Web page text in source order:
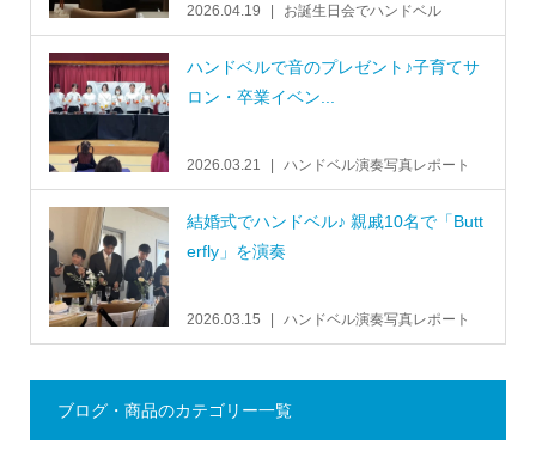
2026.04.19 お誕生日会でハンドベル
ハンドベルで音のプレゼント♪子育てサ
ロン・卒業イベン...
2026.03.21 ハンドベル演奏写真レポート
結婚式でハンドベル♪ 親戚10名で「Butt
erfly」を演奏
2026.03.15 ハンドベル演奏写真レポート
ブログ・商品のカテゴリー一覧